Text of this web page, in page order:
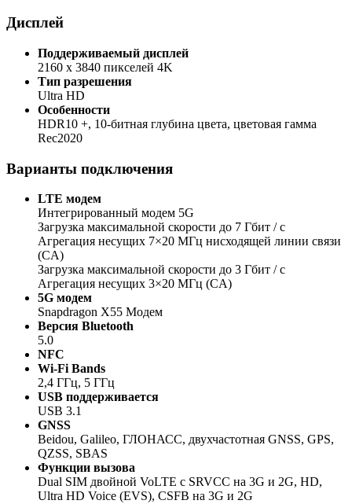
Дисплей
Поддерживаемый дисплей
2160 x 3840 пикселей 4K
Тип разрешения
Ultra HD
Особенности
HDR10 +, 10-битная глубина цвета, цветовая гамма
Rec2020
Варианты подключения
LTE модем
Интегрированный модем 5G
Загрузка максимальной скорости до 7 Гбит / с
Агрегация несущих 7×20 МГц нисходящей линии связи
(CA)
Загрузка максимальной скорости до 3 Гбит / с
Агрегация несущих 3×20 МГц (CA)
5G модем
Snapdragon X55 Модем
Версия Bluetooth
5.0
NFC
Wi-Fi Bands
2,4 ГГц, 5 ГГц
USB поддерживается
USB 3.1
GNSS
Beidou, Galileo, ГЛОНАСС, двухчастотная GNSS, GPS,
QZSS, SBAS
Функции вызова
Dual SIM двойной VoLTE с SRVCC на 3G и 2G, HD,
Ultra HD Voice (EVS), CSFB на 3G и 2G